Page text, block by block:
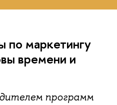
по маркетингу
времени и
программ